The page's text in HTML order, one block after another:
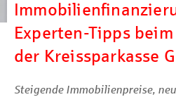
Experten-Tipps
der Kreissparkasse
Steigende Immobilienpreise,